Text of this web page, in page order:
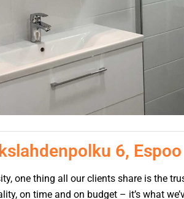
6, Espoo
one thing all our clients share is the
on time and on budget – it’s what